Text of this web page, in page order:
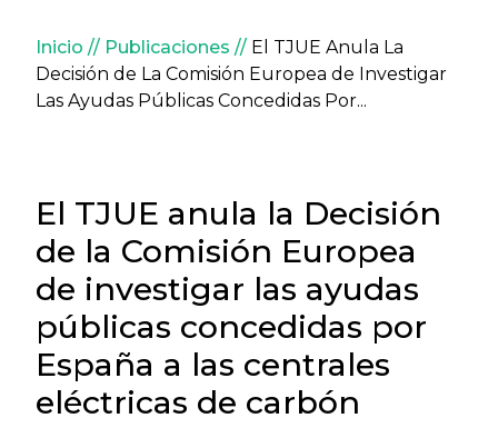
Sobrescribir enlaces de
Inicio Publicaciones
El TJUE Anula La
Decisión de La Comisión Europea de Investigar
Las Ayudas Públicas Concedidas Por...
El TJUE anula la Decisión
de la Comisión Europea
de investigar las ayudas
públicas concedidas por
España a las centrales
eléctricas de carbón